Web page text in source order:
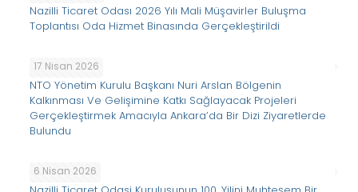
Nazilli Ticaret Odası 2026 Yılı Mali Müşavirler Buluşma
Toplantısı Oda Hizmet Binasında Gerçekleştirildi
17 Nisan 2026
NTO Yönetim Kurulu Başkanı Nuri Arslan Bölgenin
Kalkınması Ve Gelişimine Katkı Sağlayacak Projeleri
Gerçekleştirmek Amacıyla Ankara’da Bir Dizi Ziyaretlerde
Bulundu
6 Nisan 2026